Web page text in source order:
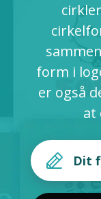
Trykte
Blog
form i
er også
at